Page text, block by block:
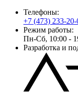
Телефоны:
+7 (473) 233-20-
Режим работы:
Пн-Сб, 10:00 -
Разработка и